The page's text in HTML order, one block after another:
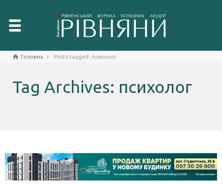
Головна Posts tagged: психолог
Tag Archives: психолог